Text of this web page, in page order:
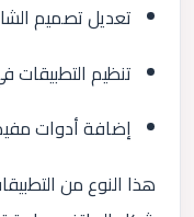
تعديل تصميم
تنظيم
إضافة أدوات
هذا النوع من